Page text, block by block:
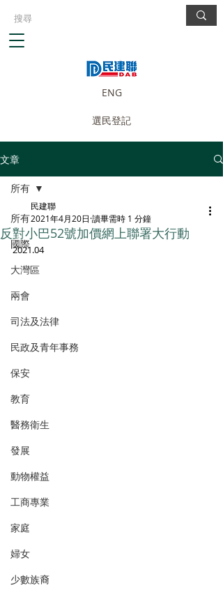
ENG
選民登記
文章
所有
國際
大灣區
兩會
司法及法律
民政及青年事務
保安
教育
醫務衛生
發展
動物權益
工商專業
家庭
婦女
少數族裔
所有
反對小巴52號加價網上聯署大行動
民建聯
2021年4月20日 讀畢需時 1 分鐘
2021.04